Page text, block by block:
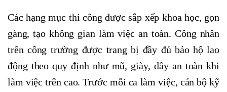
Các hạng mục thi công được sắp xếp khoa học, gọn
gàng, tạo không gian làm việc an toàn. Công nhân
trên công trường được trang bị đầy đủ bảo hộ lao
động theo quy định như mũ, giày, dây an toàn khi
làm việc trên cao. Trước mỗi ca làm việc, cán bộ kỹ